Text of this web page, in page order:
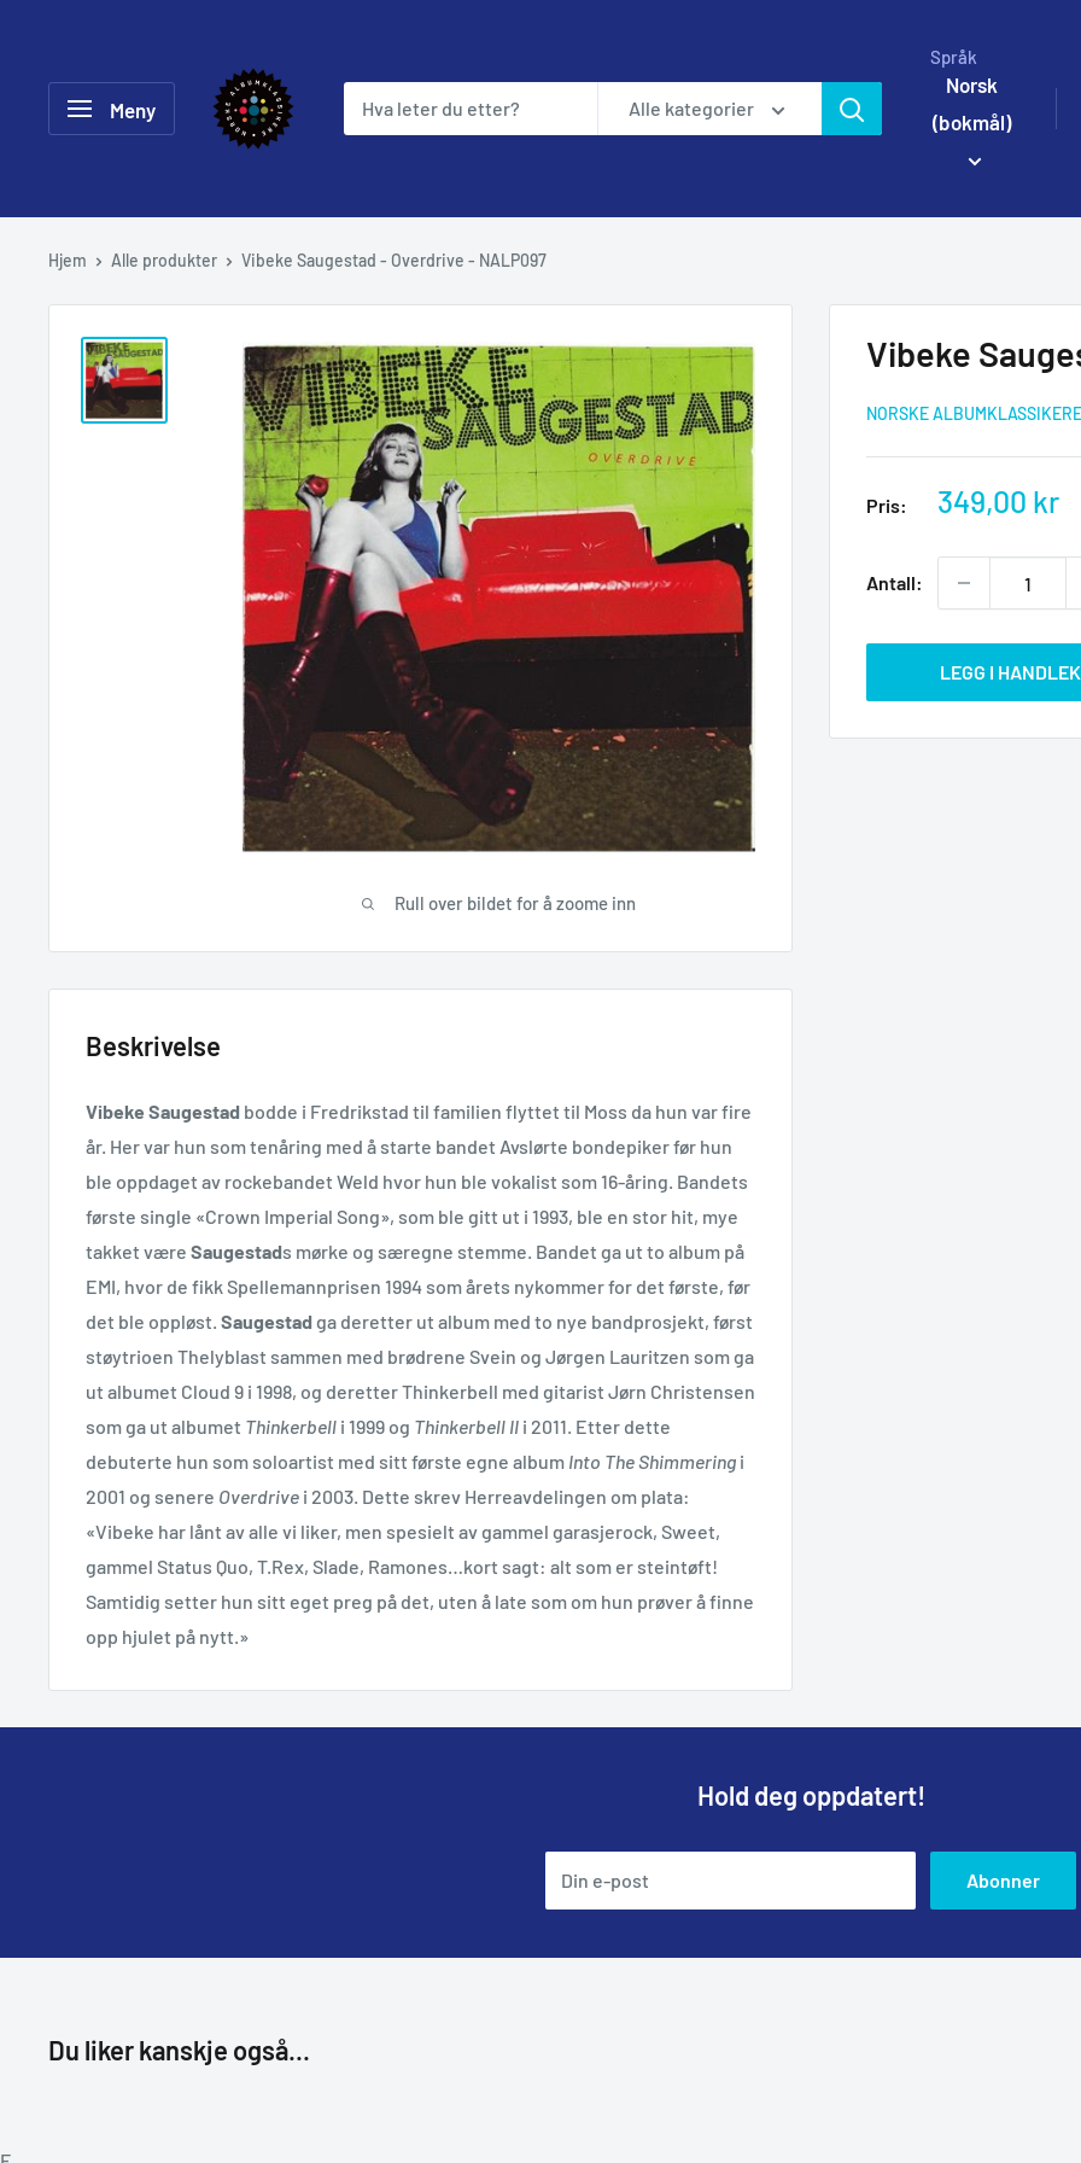
innholdet
Meny
Norske
Albumklassikere
Alle kategorier
Språk
Norsk
(bokmål)
Hjem Alle produkter Vibeke Saugestad - Overdrive - NALP097
Rull over bildet for å zoome inn
Vibeke
NORSKE ALBUMKLASSIKERE
Pris: Salgspris
349,00 kr
Antall:
LEGG I
Beskrivelse
Vibeke Saugestad bodde i Fredrikstad til familien flyttet til Moss da hun var fire
år. Her var hun som tenåring med å starte bandet Avslørte bondepiker før hun
ble oppdaget av rockebandet Weld hvor hun ble vokalist som 16-åring. Bandets
første single «Crown Imperial Song», som ble gitt ut i 1993, ble en stor hit, mye
takket være Saugestads mørke og særegne stemme. Bandet ga ut to album på
EMI, hvor de fikk Spellemannprisen 1994 som årets nykommer for det første, før
det ble oppløst. Saugestad ga deretter ut album med to nye bandprosjekt, først
støytrioen Thelyblast sammen med brødrene Svein og Jørgen Lauritzen som ga
ut albumet Cloud 9 i 1998, og deretter Thinkerbell med gitarist Jørn Christensen
som ga ut albumet Thinkerbell i 1999 og Thinkerbell II i 2011. Etter dette
debuterte hun som soloartist med sitt første egne album Into The Shimmering i
2001 og senere Overdrive i 2003. Dette skrev Herreavdelingen om plata:
«Vibeke har lånt av alle vi liker, men spesielt av gammel garasjerock, Sweet,
gammel Status Quo, T.Rex, Slade, Ramones…kort sagt: alt som er steintøft!
Samtidig setter hun sitt eget preg på det, uten å late som om hun prøver å finne
opp hjulet på nytt.»
Hold deg oppdatert!
Din e-post Abonner
Du liker kanskje også...